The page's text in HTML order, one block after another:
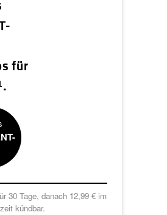
für
.
30 Tage, danach 12,99 € im
kündbar.